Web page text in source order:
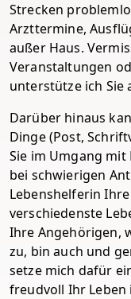
Strecken
Arzttermine,
außer Haus.
Veranstaltungen
unterstütze ich Sie
Darüber hinaus
Dinge (Post,
Sie im Umgang
bei schwierigen
Lebenshelferin
verschiedenste
Ihre Angehörigen,
zu, bin auch und
setze mich dafür
freudvoll Ihr Leben